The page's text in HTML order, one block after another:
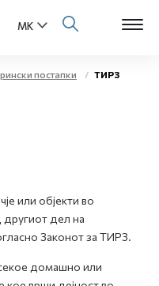
постапки ТИРЗ
или објекти во
дел на
Законот за ТИРЗ.
домашно или